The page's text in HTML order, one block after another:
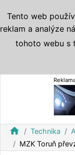
home Technika
MZK Toruň
Tento web
reklam a analýze
tohoto webu s